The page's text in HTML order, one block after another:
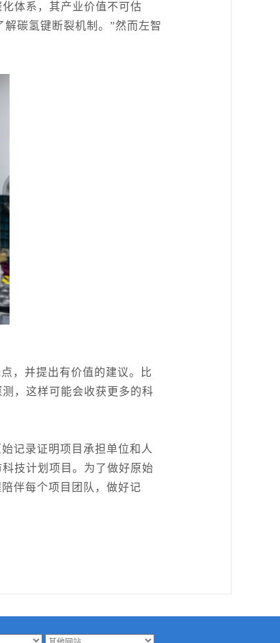
体系，其产业价值不可估
碳氢键断裂机制。”然而左智
，并提出有价值的建议。比
，这样可能会收获更多的科
记录证明项目承担单位和人
技计划项目。为了做好原始
伴每个项目团队，做好记